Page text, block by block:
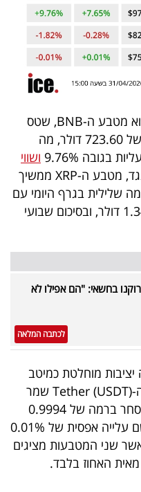
הכוכב הבלתי מעורער של היום הוא מטבע ה-BNB, שטס
בתוך 24 שעות ב-7.65% למחיר של 723.60 דולר, מה
9.76%
ושווי
של 97.48 מיליארד דולר. מנגד, מטבע ה-XRP ממשיך
שלילית בגרף היומי עם
ירידה של 0.28% למחיר של 1.3415 דולר, ובסיכום שבועי
בחשאי: "הם אפילו לא
לכתבה המלאה
מוחלטת כמיטב
המסורת סביב רף הדולר. מטבע ה-Tether (USDT) שמר
על יציבות מוחלטת בגרף היומי ונסחר ברמה של 0.9994
דולר, בעוד שמטבע ה-USDC רשם עלייה אפסית של 0.01%
1.0011 דולר, כאשר שני המטבעות מציגים
מאית האחוז בלבד.